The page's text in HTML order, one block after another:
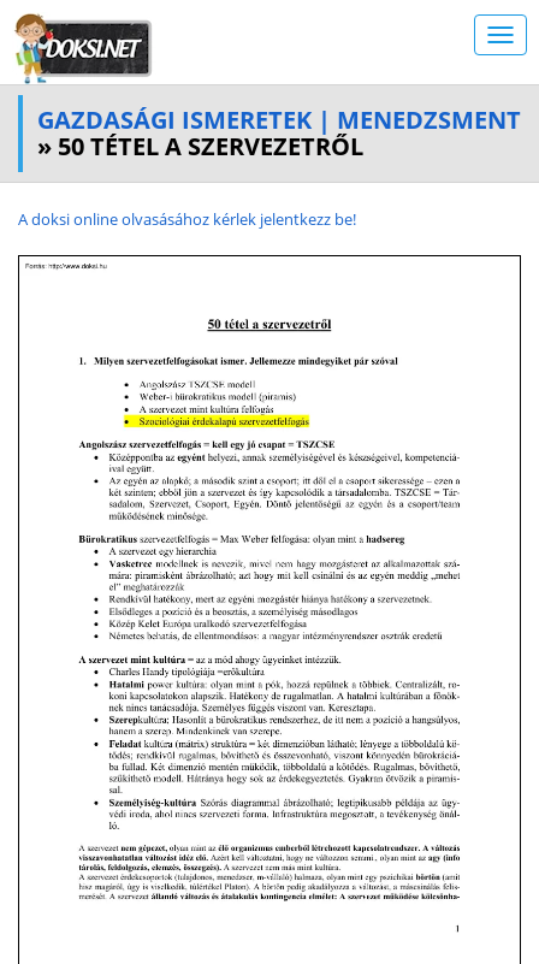
GAZDASÁGI ISMERETEK | MENEDZSMENT
» 50 TÉTEL A SZERVEZETRŐL
A doksi online olvasásához kérlek jelentkezz be!